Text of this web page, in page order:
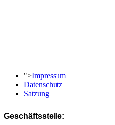
">Impressum
Datenschutz
Satzung
Geschäftsstelle: